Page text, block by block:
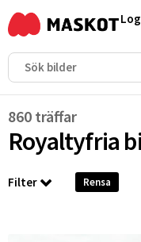
860 träffar
Royaltyfria
Filter Rensa